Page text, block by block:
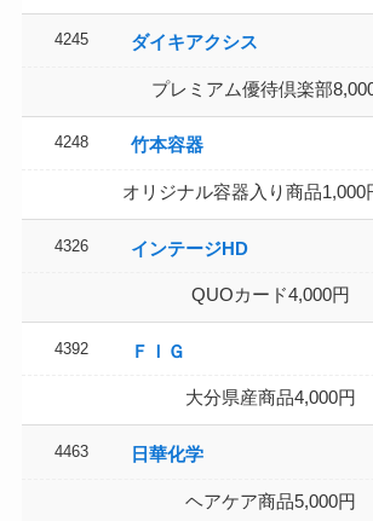
4245 ダイキアクシス
プレミアム優待倶楽部
4248 竹本容器
オリジナル容器入り商品1,000
4326 インテージHD
QUOカード4,000円
4392 ＦＩＧ
大分県産商品4,000円
4463 日華化学
ヘアケア商品5,000円